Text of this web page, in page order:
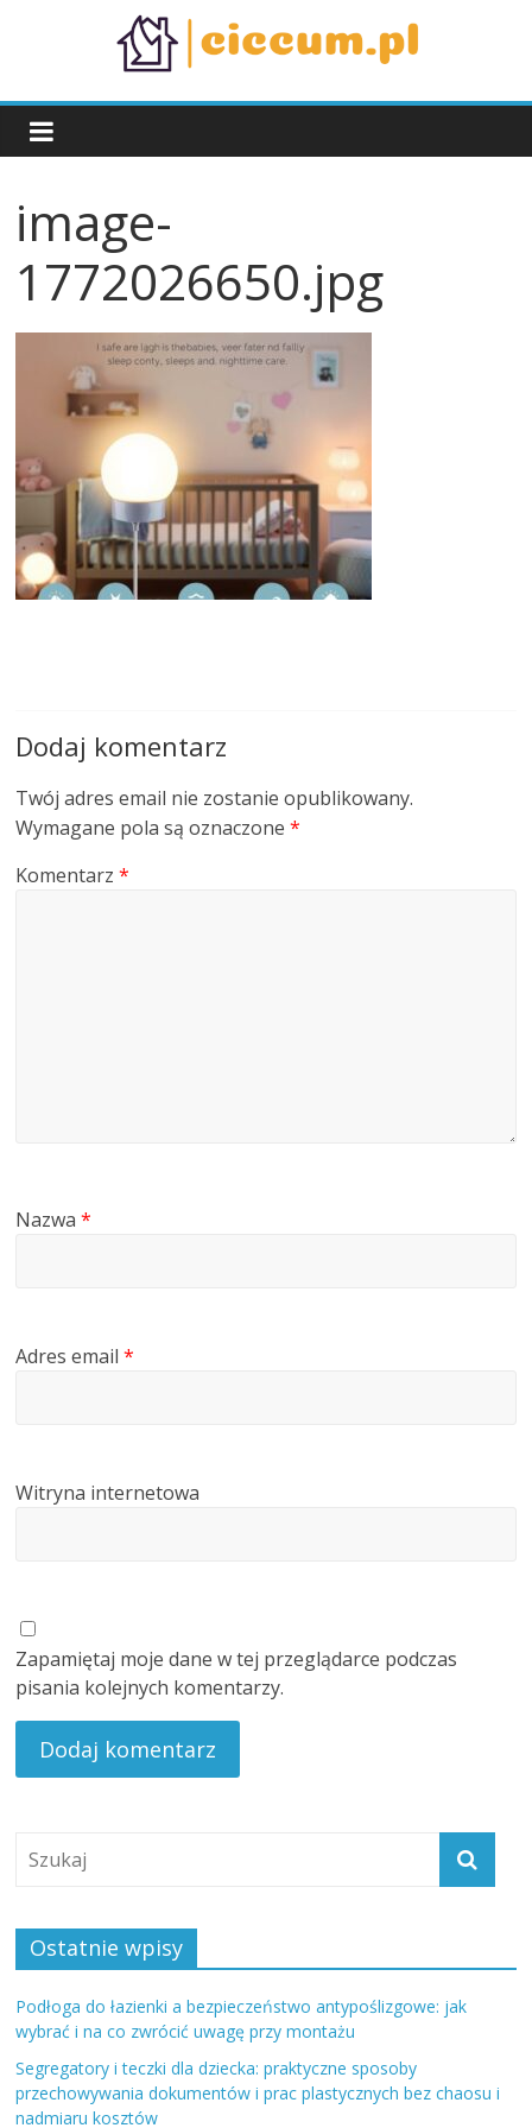
ciccum.pl
image-
1772026650.jpg
Dodaj komentarz
Twój adres email nie zostanie opublikowany.
Wymagane pola są oznaczone*
Komentarz*
Nazwa*
Adres email*
Witryna internetowa
Zapamiętaj moje dane w tej przeglądarce podczas
pisania kolejnych komentarzy.
Ostatnie wpisy
Podłoga do łazienki a bezpieczeństwo antypoślizgowe: jak
wybrać i na co zwrócić uwagę przy montażu
Segregatory i teczki dla dziecka: praktyczne sposoby
przechowywania dokumentów i prac plastycznych bez chaosu i
nadmiaru kosztów